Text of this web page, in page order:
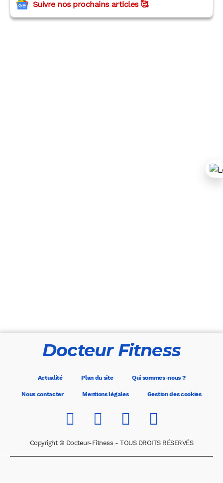
Suivre nos prochains articles 🥰
Docteur Fitness
Actualité Plan du site Qui sommes-nous ?
Nous contacter Mentions légales Gestion des cookies
Copyright © Docteur-Fitness - TOUS DROITS RÉSERVÉS